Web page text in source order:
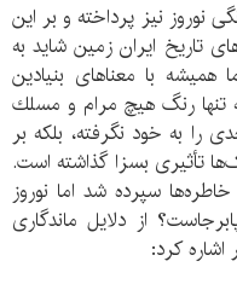
نوروز نیز پرداخته و بر این
تاریخ ایران زمین شاید به
با معناهای بنیادین
تنها رنگ هیچ مرام و مسلك
به خود نگرفته، بلكه بر
تأثیری بسزا گذاشته است.
سپرده شد اما نوروز
از دلایل ماندگارى
اشاره کرد: